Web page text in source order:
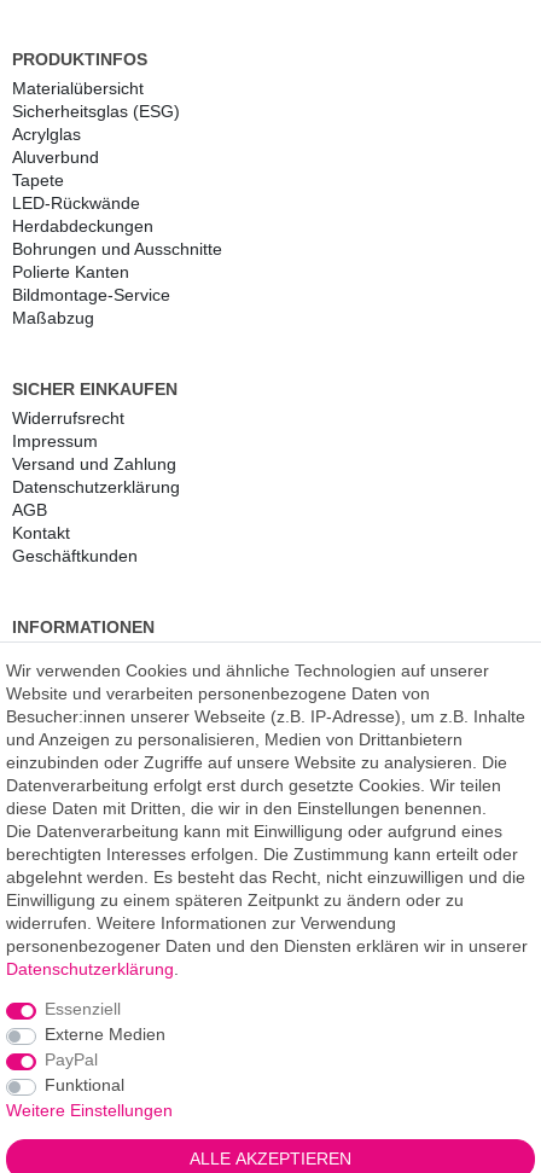
PRODUKTINFOS
Materialübersicht
Sicherheitsglas (ESG)
Acrylglas
Aluverbund
Tapete
LED-Rückwände
Herdabdeckungen
Bohrungen und Ausschnitte
Polierte Kanten
Bildmontage-Service
Maßabzug
SICHER EINKAUFEN
Widerrufs­recht
Impressum
Versand und Zahlung
Daten­schutz­erklärung
AGB
Kontakt
Geschäftkunden
INFORMATIONEN
Kauf auf Rechnung
Datenschutz
Kostenlose Beratung
SSL Verschlüsselung
Händlerbund-Mitglied
ROOMPIXXeine Marke der
F.A.R.B. Digitaldruck GmbH
Chemnitzer Straße 12a
09235 Burkhardtsdorf
Telefon: 03721-263 994-2
Telefon: 03721-329 259-8
Telefax: 03721-263 994-3
E-Mail: info@roompixx.com
*** Angaben Lieferzeiten gelten für Lieferungen innerhalb
Wir verwenden Cookies und ähnliche Technologien auf unserer
Website und verarbeiten personenbezogene Daten von
Besucher:innen unserer Webseite (z.B. IP-Adresse), um z.B. Inhalte
und Anzeigen zu personalisieren, Medien von Drittanbietern
einzubinden oder Zugriffe auf unsere Website zu analysieren. Die
Datenverarbeitung erfolgt erst durch gesetzte Cookies. Wir teilen
diese Daten mit Dritten, die wir in den Einstellungen benennen.
Die Datenverarbeitung kann mit Einwilligung oder aufgrund eines
berechtigten Interesses erfolgen. Die Zustimmung kann erteilt oder
abgelehnt werden. Es besteht das Recht, nicht einzuwilligen und die
Einwilligung zu einem späteren Zeitpunkt zu ändern oder zu
widerrufen. Weitere Informationen zur Verwendung
personenbezogener Daten und den Diensten erklären wir in unserer
Daten­schutz­erklärung
Essenziell
Externe Medien
PayPal
Funktional
Weitere Einstellungen
ALLE AKZEPTIEREN